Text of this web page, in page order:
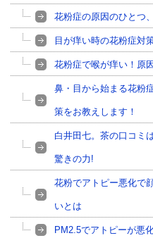
花粉症の原因のひとつ
目が痒い時の花粉症対
花粉症で喉が痒い！原
鼻・目から始まる花粉
策をお教えします！
白井田七。茶の口コミ
驚きの力!
花粉でアトピー悪化で
いとは
PM2.5でアトピーが悪